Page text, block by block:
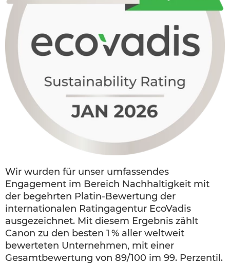
Wir wurden für unser umfassendes
Engagement im Bereich Nachhaltigkeit mit
der begehrten Platin-Bewertung der
internationalen Ratingagentur EcoVadis
ausgezeichnet. Mit diesem Ergebnis zählt
Canon zu den besten 1 % aller weltweit
bewerteten Unternehmen, mit einer
Gesamtbewertung von 89/100 im 99. Perzentil.